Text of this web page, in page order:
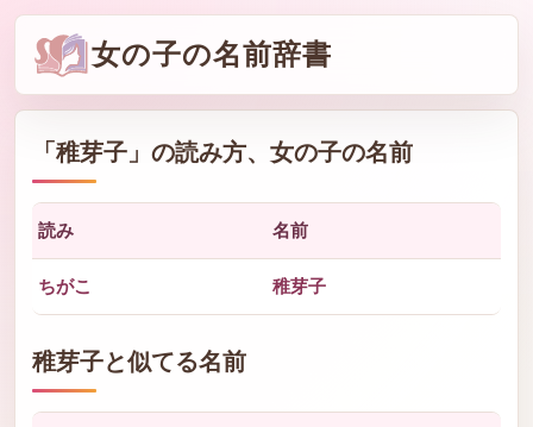
女の子の名前辞書
「稚芽子 」の読み方、女の子の名前
読み 名前
ちがこ 稚芽子
稚芽子と似てる名前